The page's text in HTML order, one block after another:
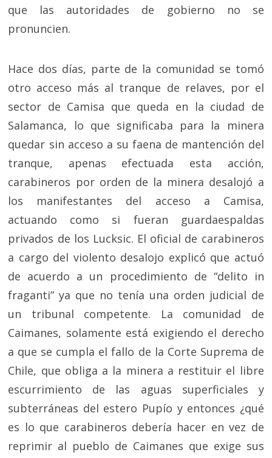
que las autoridades de gobierno no se
pronuncien.
Hace dos días, parte de la comunidad se tomó
otro acceso más al tranque de relaves, por el
sector de Camisa que queda en la ciudad de
Salamanca, lo que significaba para la minera
quedar sin acceso a su faena de mantención del
tranque, apenas efectuada esta acción,
carabineros por orden de la minera desalojó a
los manifestantes del acceso a Camisa,
actuando como si fueran guardaespaldas
privados de los Lucksic. El oficial de carabineros
a cargo del violento desalojo explicó que actuó
de acuerdo a un procedimiento de “delito in
fraganti” ya que no tenía una orden judicial de
un tribunal competente. La comunidad de
Caimanes, solamente está exigiendo el derecho
a que se cumpla el fallo de la Corte Suprema de
Chile, que obliga a la minera a restituir el libre
escurrimiento de las aguas superficiales y
subterráneas del estero Pupío y entonces ¿qué
es lo que carabineros debería hacer en vez de
reprimir al pueblo de Caimanes que exige sus